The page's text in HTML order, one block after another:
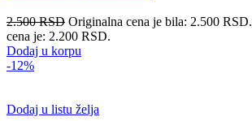
2.500RSD Originalna cena je bila: 2.500 RSD.
cena je: 2.200 RSD.
Dodaj u korpu
-12%
Dodaj u listu želja